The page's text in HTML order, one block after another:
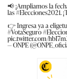
📢 ¡Ampliamos la
las#Elecciones2021.
👉 Ingresa ya a
#VotaSeguro
pic.twitter.com/
— ONPE